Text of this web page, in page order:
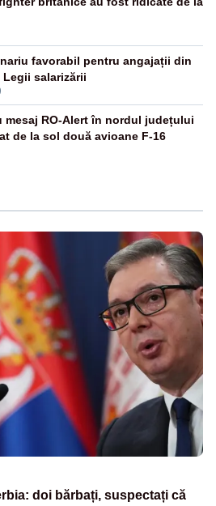
favorabil pentru angajații din
salarizării
mesaj RO-Alert în nordul județului
de la sol două avioane F-16
doi bărbați, suspectați că